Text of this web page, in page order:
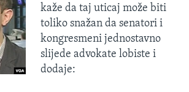
kaže da taj uticaj može biti
toliko snažan da senatori i
kongresmeni jednostavno
slijede advokate lobiste i
dodaje: